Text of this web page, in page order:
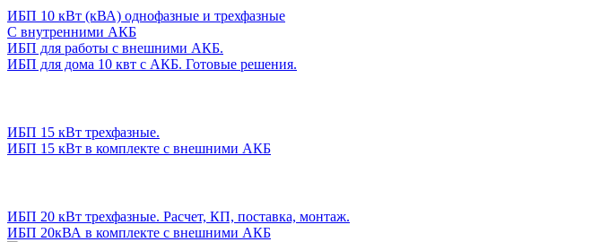
ИБП 10 кВт (кВА) однофазные и трехфазные
С внутренними АКБ
ИБП для работы с внешними АКБ.
ИБП для дома 10 квт с АКБ. Готовые решения.
ИБП 15 кВт трехфазные.
ИБП 15 кВт в комплекте с внешними АКБ
ИБП 20 кВт трехфазные. Расчет, КП, поставка, монтаж.
ИБП 20кВА в комплекте с внешними АКБ